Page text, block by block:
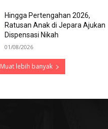
Hingga Pertengahan 2026,
Ratusan Anak di Jepara Ajukan
Dispensasi Nikah
01/08/2026
Muat lebih banyak